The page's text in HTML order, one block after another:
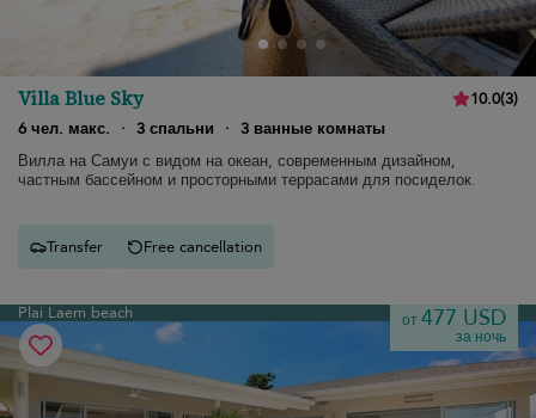
Villa Blue Sky 10.0(3)
6 чел. макс.
· 3 спальни · 3 ванные комнаты
Вилла на Самуи с видом на океан, современным дизайном,
частным бассейном и просторными террасами для посиделок.
Transfer Free cancellation
Plai Laem beach от477 USD
за ночь